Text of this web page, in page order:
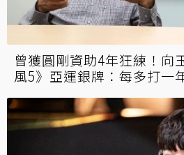
曾獲圓剛資助4年狂練！向
風5》亞運銀牌：每多打一